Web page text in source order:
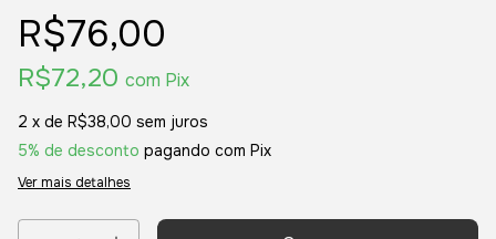
R$76,00
R$72,20 com Pix
2 x de R$38,00 sem juros
5% de desconto pagando com Pix
Ver mais detalhes